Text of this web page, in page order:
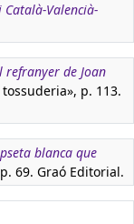
Valencià-
refranyer de Joan
p. 113.
blanca que
69. Graó Editorial.